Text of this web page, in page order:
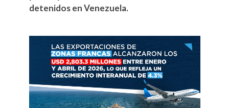
detenidos en Venezuela.